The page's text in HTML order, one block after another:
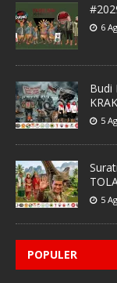
6
Budi
5
5
POPULER